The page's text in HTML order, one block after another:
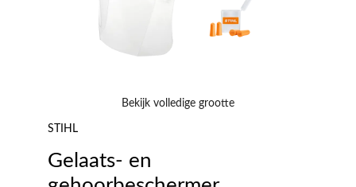
Bekijk volledige grootte
STIHL
Gelaats- en